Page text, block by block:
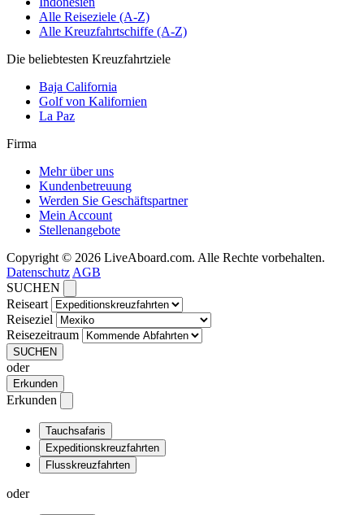
Alle Reiseziele (A-Z)
Alle Kreuzfahrtschiffe (A-Z)
Die beliebtesten Kreuzfahrtziele
Baja California
Golf von Kalifornien
La Paz
Firma
Mehr über uns
Kundenbetreuung
Werden Sie Geschäftspartner
Mein Account
Stellenangebote
Copyright © 2026 LiveAboard.com. Alle Rechte vorbehalten.
Datenschutz AGB
SUCHEN
Reiseart
Reiseziel
Reisezeitraum
SUCHEN
oder
Erkunden
Erkunden
Tauchsafaris
Expeditionskreuzfahrten
Flusskreuzfahrten
oder